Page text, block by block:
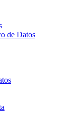
de Datos